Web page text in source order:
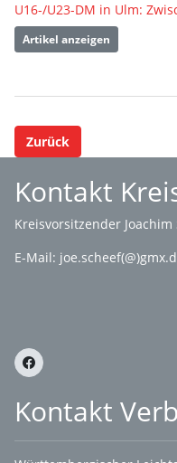
Artikel anzeigen
Zurück
Kontakt
Kreisvorsitzender Joachim
E-Mail:
Kontakt